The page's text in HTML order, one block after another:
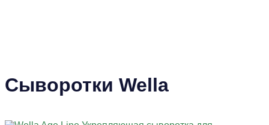
Сыворотки Wella